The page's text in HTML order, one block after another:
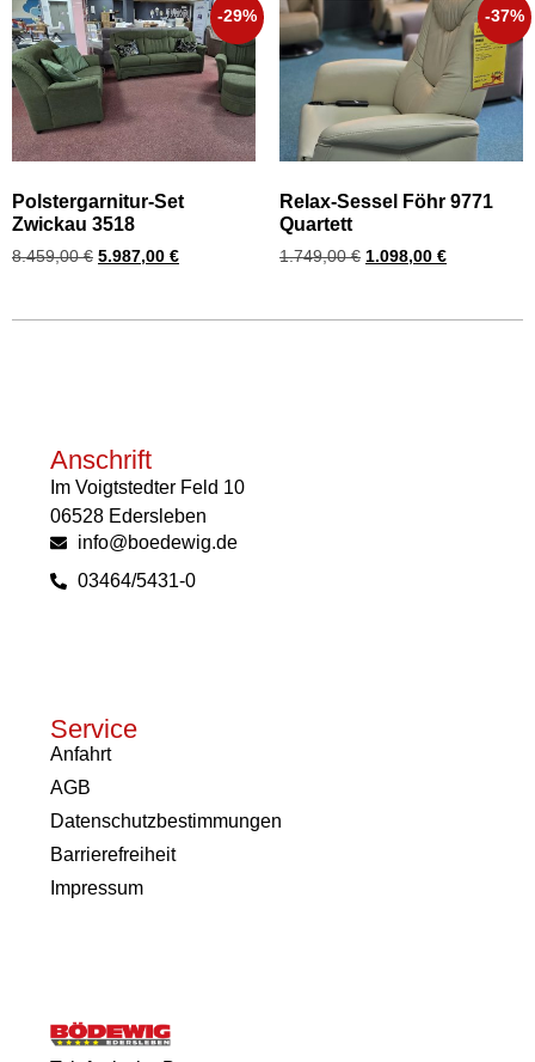
-29%
Polstergarnitur-Set
Zwickau 3518
8.459,00€ 5.987,00 €
-37%
Relax-Sessel Föhr 9771
Quartett
1.749,00€ 1.098,00 €
Service
Anfahrt
AGB
Datenschutzbestimmungen
Barrierefreiheit
Impressum
Anschrift
Im Voigtstedter Feld 10
06528 Edersleben
info@boedewig.de
03464/5431-0